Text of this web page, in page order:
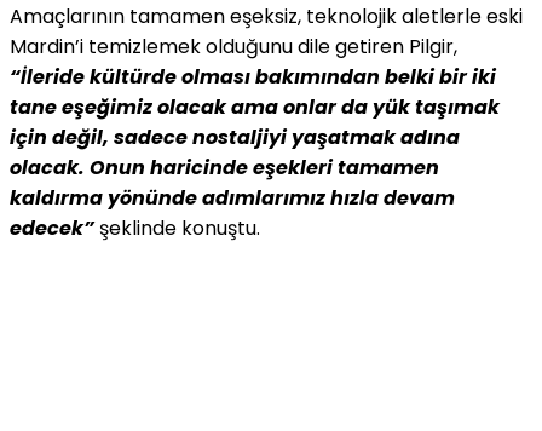
Amaçlarının tamamen eşeksiz, teknolojik aletlerle eski
Mardin’i temizlemek olduğunu dile getiren Pilgir,
“İleride kültürde olması bakımından belki bir iki
tane eşeğimiz olacak ama onlar da yük taşımak
için değil, sadece nostaljiyi yaşatmak adına
olacak. Onun haricinde eşekleri tamamen
kaldırma yönünde adımlarımız hızla devam
edecek”şeklinde konuştu.